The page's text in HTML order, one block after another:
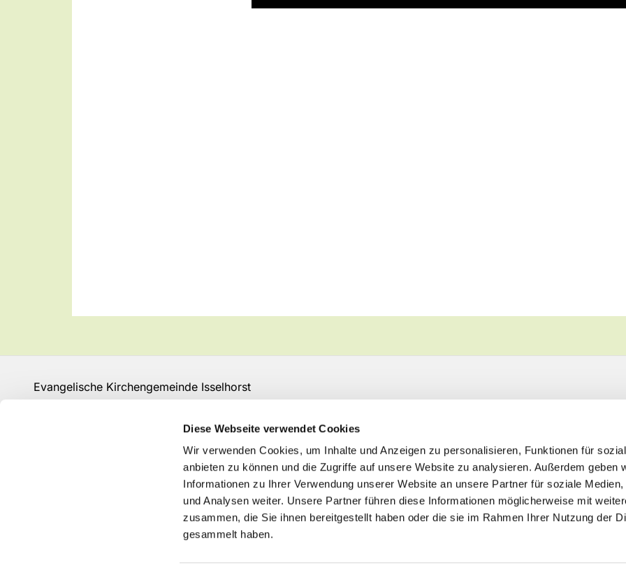
Diese Webseite verwendet Cookies
Wir verwenden Cookies, um Inhalte und Anzeigen zu personalisieren, Funktionen für
anbieten zu können und die Zugriffe auf unsere Website zu analysieren. Außerdem geben
Informationen zu Ihrer Verwendung unserer Website an unsere Partner für soziale Medien,
und Analysen weiter. Unsere Partner führen diese Informationen möglicherweise mit
zusammen, die Sie ihnen bereitgestellt haben oder die sie im Rahmen Ihrer Nutzung der
gesammelt haben.
Evangelische Kirchengemeinde Isselhorst
GT-KG-Isselhorst@kk-ekvw.de